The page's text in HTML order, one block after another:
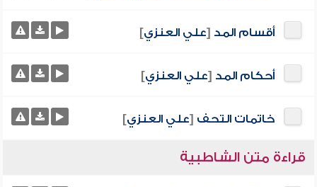
أقسام المد [علي العنزي]
أحكام المد [علي العنزي]
خاتمات التحف [علي العنزي]
قراءة متن الشاطبية